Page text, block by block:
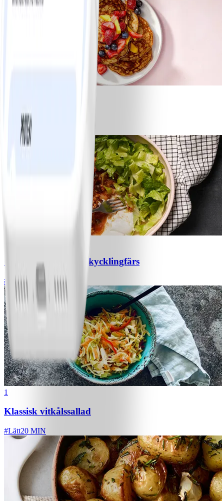
Bananpannkakor
5 MIN
Chili con carne med kycklingfärs
# Lätt
1
Klassisk vitkålssallad
#Lätt20 MIN